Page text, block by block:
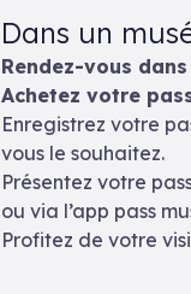
Dans un
Rendez-vous
Achetez votre
Enregistrez votre
vous le souhaitez.
Présentez votre
ou via l’app pass
Profitez de votre